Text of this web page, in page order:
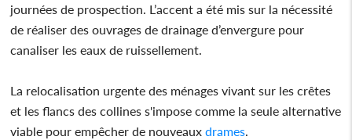
journées de prospection. L’accent a été mis sur la nécessité
de réaliser des ouvrages de drainage d’envergure pour
canaliser les eaux de ruissellement.
La relocalisation urgente des ménages vivant sur les crêtes
et les flancs des collines s'impose comme la seule alternative
viable pour empêcher de nouveauxdrames